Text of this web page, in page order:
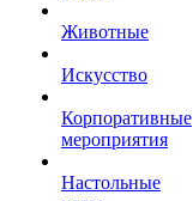
Животные
Искусство
Корпоративные
мероприятия
Настольные